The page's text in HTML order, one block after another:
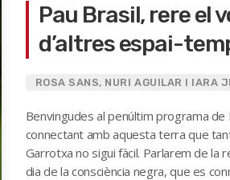
Pau Brasil, rere el
d’altres espai-
ROSA SANS, NURI AGUILAR I IARA
Benvingudes al penúltim programa
connectant amb aquesta terra que
Garrotxa no sigui fàcil. Parlarem de
dia de la consciència negra, que es